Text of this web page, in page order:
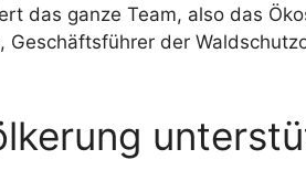
das ganze Team, also das
der